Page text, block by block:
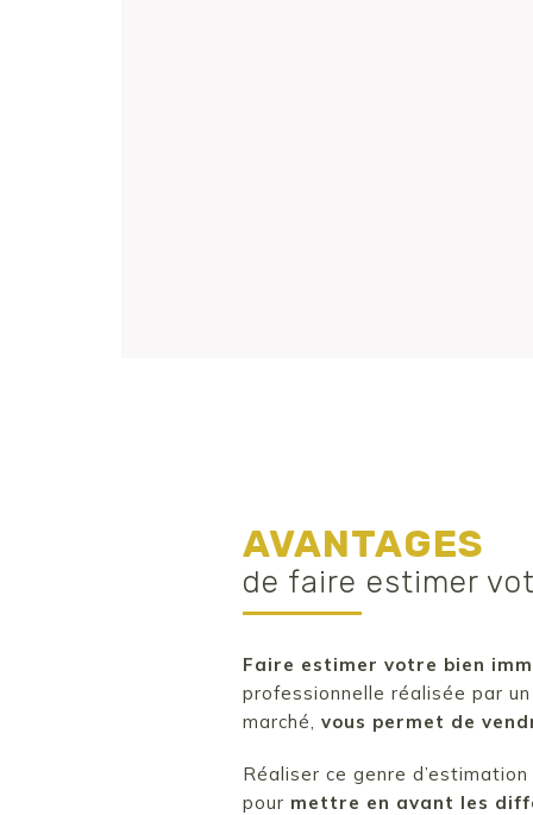
AVANTAGES
de faire estimer
Faire estimer votre bien
professionnelle réalisée par
marché, vous permet de
Réaliser ce genre
pour mettre en avant les